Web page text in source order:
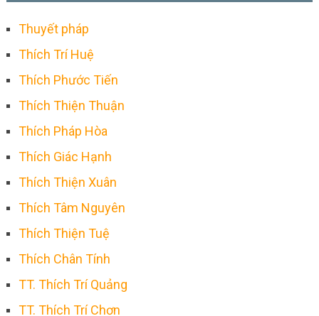
Thuyết pháp
Thích Trí Huệ
Thích Phước Tiến
Thích Thiện Thuận
Thích Pháp Hòa
Thích Giác Hạnh
Thích Thiện Xuân
Thích Tâm Nguyên
Thích Thiện Tuệ
Thích Chân Tính
TT. Thích Trí Quảng
TT. Thích Trí Chơn